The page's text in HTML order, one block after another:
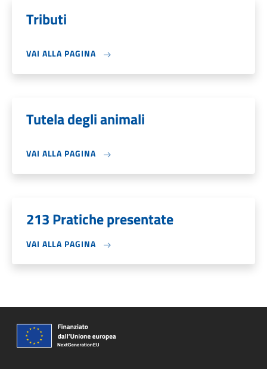
Tributi
VAI ALLA PAGINA
Tutela degli animali
VAI ALLA PAGINA
213 Pratiche presentate
VAI ALLA PAGINA